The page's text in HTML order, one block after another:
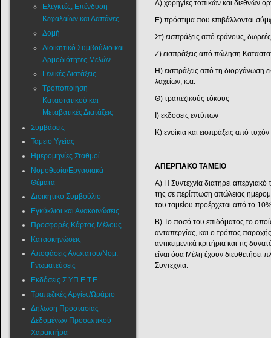
Δ) χορηγίες τοπικών και διεθνών
Ε) πρόστιμα που επιβάλλονται
Στ) εισπράξεις από εράνους,
Ζ) εισπράξεις από πώληση
Η) εισπράξεις από τη διοργάνωση
λαχείων, κ.α.
Θ) τραπεζικούς τόκους
Ι) εκδόσεις εντύπων
Κ) ενοίκια και εισπράξεις από
ΑΠΕΡΓΙΑΚΟ ΤΑΜΕΙΟ
Α) Η Συντεχνία διατηρεί
της σε περίπτωση απώλειας
του ταμείου προέρχεται από το
Β) Το ποσό του επιδόματος το
ανταπεργίας, και ο τρόπος
αντικειμενικά κριτήρια και τις
είναι όσα Μέλη έχουν διευθετήσει
Συντεχνία.
Ελεγκτές, Επένδυση
Κεφαλαίων και Δαπάνες
Δομή
Διοικητικό Συμβούλιο και
Αρμοδιότητες Μελών
Γενικές Διατάξεις
Τροποποίηση
Καταστατικού και
Μεταβατικές Διατάξεις
Συμβάσεις
Ταμείο Υγείας
Ημερομηνίες Σταθμοί
Νομοθεσία/Εργασιακά
Θέματα
Διοικητικό Συμβούλιο
Εγκύκλιοι και Ανακοινώσεις
Προσφορές Κάρτας Μέλους
Κατασκηνώσεις
Αποφάσεις Ανώτατου/Νομ.
Γνωματεύσεις
Εκδόσεις Σ.ΥΠ.Ε.Τ.Ε
Τραπεζικές Αργίες/Ωράριο
Δήλωση Προστασίας
Δεδομένων Προσωπικού
Χαρακτήρα